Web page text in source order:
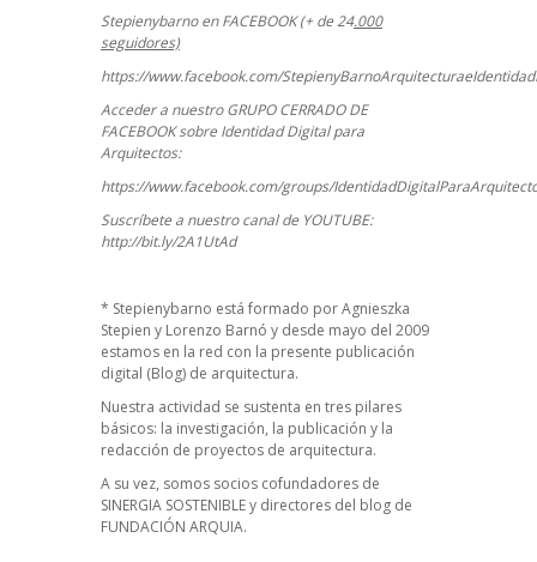
Stepienybarno en FACEBOOK (+ de 24.000
seguidores)
https://www.facebook.com/
Acceder a nuestro GRUPO CERRADO DE
FACEBOOK sobre Identidad Digital para
Arquitectos:
https://www.facebook.com/groups/
Suscríbete a nuestro canal de YOUTUBE:
http://bit.ly/2A1UtAd
* Stepienybarno está formado por Agnieszka
Stepien y Lorenzo Barnó y desde mayo del 2009
estamos en la red con la presente publicación
digital (Blog) de arquitectura.
Nuestra actividad se sustenta en tres pilares
básicos: la investigación, la publicación y la
redacción de proyectos de arquitectura.
A su vez, somos socios cofundadores de
SINERGIA SOSTENIBLEy directores del blog de
FUNDACIÓN ARQUIA.